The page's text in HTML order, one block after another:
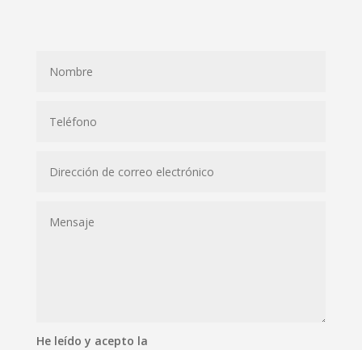
He leído y acepto la